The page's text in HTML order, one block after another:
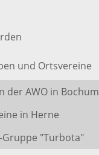
und Ortsvereine
der AWO in Bochum
in Herne
Gruppe "Turbota"